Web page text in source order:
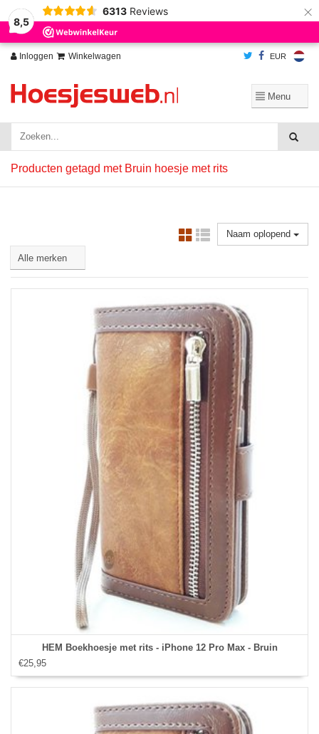
8,5
6313 Reviews ×
Inloggen Winkelwagen EUR
Producten getagd met Bruin hoesje met rits
Naam oplopend
HEM Boekhoesje met rits - iPhone 12 Pro Max - Bruin
€25,95
Wij slaan cookies op om onze website te verbeteren. Is dat akkoord?
Ja
Nee